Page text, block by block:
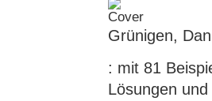
Grünigen,
: mit 81
Lösungen